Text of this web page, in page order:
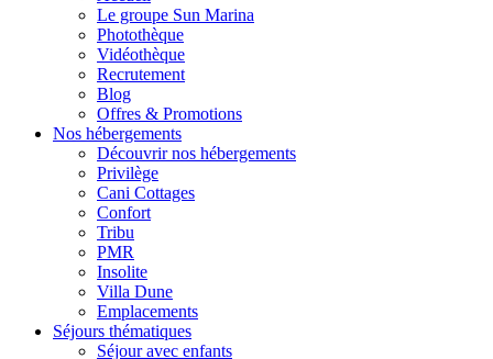
Le groupe Sun Marina
Photothèque
Vidéothèque
Recrutement
Blog
Offres & Promotions
Nos hébergements
Découvrir nos hébergements
Privilège
Cani Cottages
Confort
Tribu
PMR
Insolite
Villa Dune
Emplacements
Séjours thématiques
Séjour avec enfants